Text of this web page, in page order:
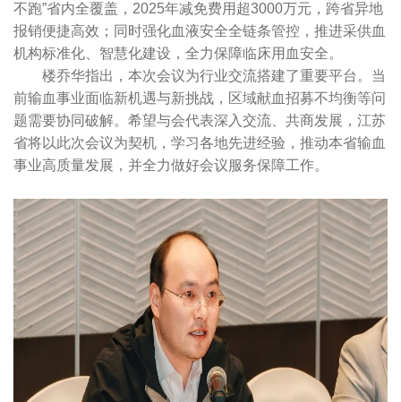
不跑”省内全覆盖，2025年减免费用超3000万元，跨省异地
报销便捷高效；同时强化血液安全全链条管控，推进采供血
机构标准化、智慧化建设，全力保障临床用血安全。
楼乔华指出，本次会议为行业交流搭建了重要平台。当
前输血事业面临新机遇与新挑战，区域献血招募不均衡等问
题需要协同破解。希望与会代表深入交流、共商发展，江苏
省将以此次会议为契机，学习各地先进经验，推动本省输血
事业高质量发展，并全力做好会议服务保障工作。